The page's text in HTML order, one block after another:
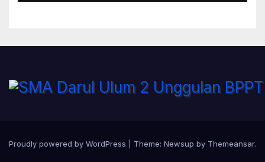
Proudly powered by WordPress Theme: Newsup by Themeansar.